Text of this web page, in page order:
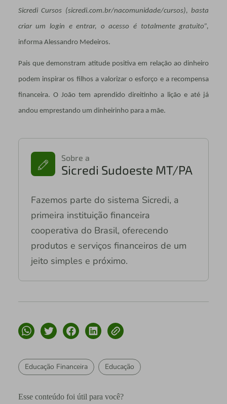
Sicredi Cursos (sicredi.com.br/nacomunidade/cursos), basta
criar um login e entrar, o acesso é totalmente gratuito”,
informa Alessandro Medeiros.
Pais que demonstram atitude positiva em relação ao dinheiro
podem inspirar os filhos a valorizar o esforço e a recompensa
financeira. O João tem aprendido direitinho a lição e até já
andou emprestando um dinheirinho para a mãe.
Sobre a
Sicredi Sudoeste MT/PA
Fazemos parte do sistema Sicredi, a
primeira instituição financeira
cooperativa do Brasil, oferecendo
produtos e serviços financeiros de um
jeito simples e próximo.
Educação Financeira Educação
Esse conteúdo foi útil para você?